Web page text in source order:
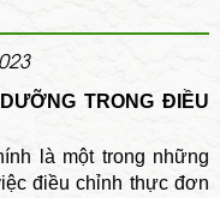
TRONG ĐIỀU
là một trong những
điều chỉnh thực đơn